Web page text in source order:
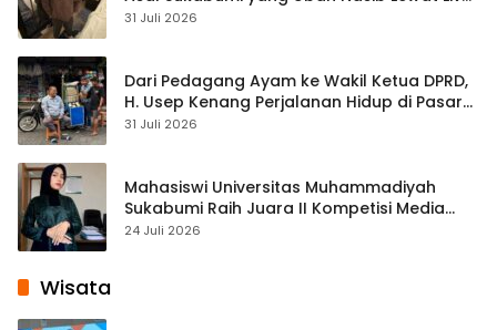
Streaming
31 Juli 2026
Dari Pedagang Ayam ke Wakil Ketua DPRD,
H. Usep Kenang Perjalanan Hidup di Pasar
Cisaat
31 Juli 2026
Mahasiswi Universitas Muhammadiyah
Sukabumi Raih Juara II Kompetisi Media
Pembelajaran Digital Tingkat Internasional
24 Juli 2026
Wisata